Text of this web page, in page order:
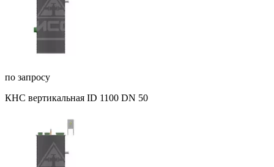
по запросу
КНС вертикальная ID 1100 DN 50